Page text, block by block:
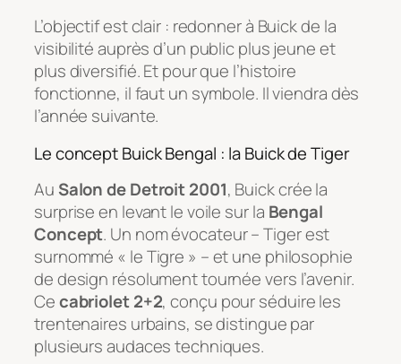
L’objectif est clair : redonner à Buick de la
visibilité auprès d’un public plus jeune et
plus diversifié. Et pour que l’histoire
fonctionne, il faut un symbole. Il viendra dès
l’année suivante.
Le concept Buick Bengal : la Buick de Tiger
AuSalon de Detroit 2001, Buick crée la
surprise en levant le voile sur la Bengal
Concept. Un nom évocateur – Tiger est
surnommé « le Tigre » – et une philosophie
de design résolument tournée vers l’avenir.
Cecabriolet 2+2, conçu pour séduire les
trentenaires urbains, se distingue par
plusieurs audaces techniques.